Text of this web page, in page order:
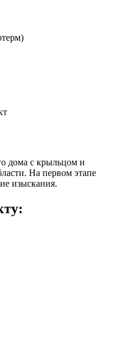
дома с крыльцом и
На первом этапе
изыскания.